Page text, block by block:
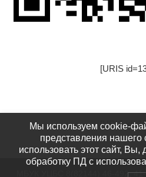
[URIS
[URIS
МБУК УЦБС 8(82144) 46-492, 41-
Мы используем cookie-
представления
использовать этот сайт, Вы,
обработку ПД с